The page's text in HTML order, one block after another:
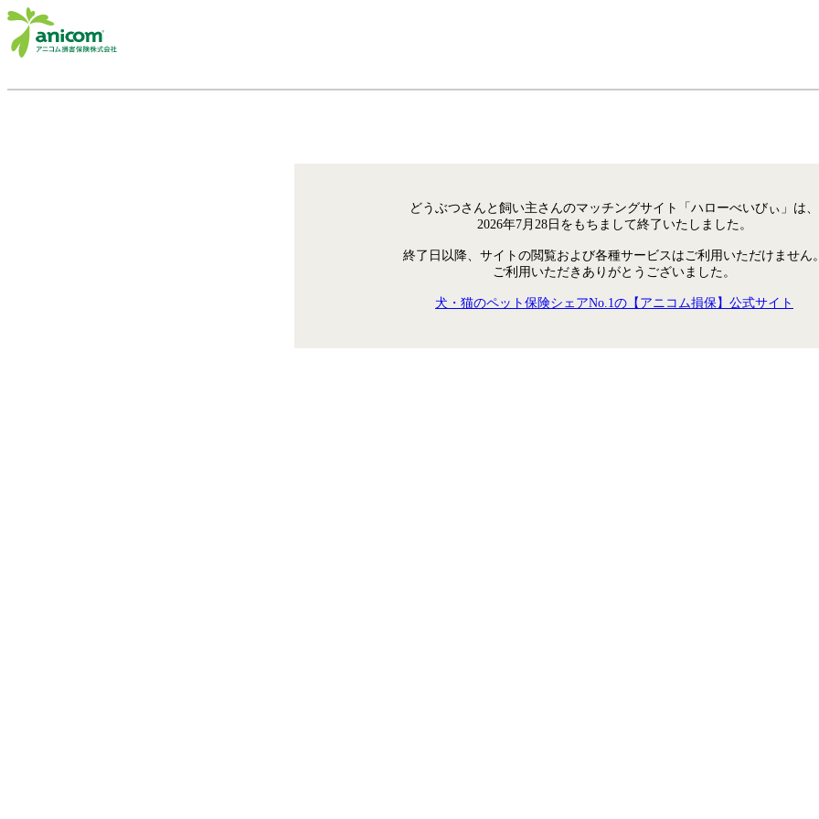
どうぶつさんと飼い主さんのマッチングサイト「ハローべいびぃ」は、
2026年7月28日をもちまして終了いたしました。
終了日以降、サイトの閲覧および各種サービスはご利用いただけません
ご利用いただきありがとうございました。
犬・猫のペット保険シェアNo.1の【アニコム損保】公式サイト